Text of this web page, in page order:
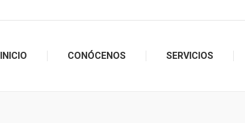
INICIO CONÓCENOS SERVICIOS